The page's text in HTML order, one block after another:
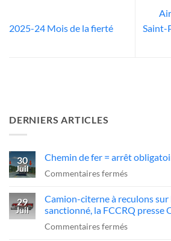
2025-24 Mois de la fierté
Saint-
DERNIERS ARTICLES
30
Juil
Chemin de fer = arrêt
Commentaires ferméssur
de
fer
=
29
Juil
Camion-citerne à reculons sur
sanctionné, la FCCRQ presse
Commentaires ferméssur